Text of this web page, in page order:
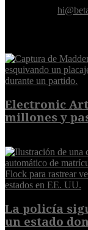
Electronic
millones y
La policía
un estado